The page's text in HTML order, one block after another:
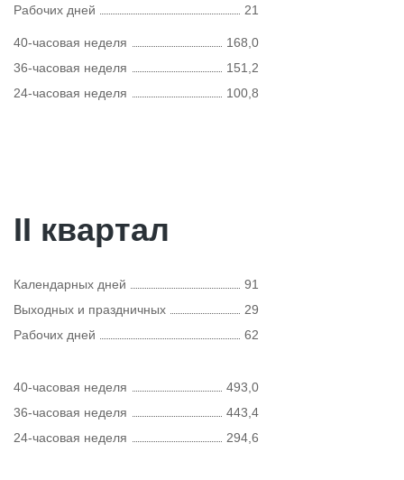
Рабочих дней
21
40-часовая неделя
168,0
36-часовая неделя
151,2
24-часовая неделя
100,8
II квартал
Календарных дней
91
Выходных и праздничных
29
Рабочих дней
62
40-часовая неделя
493,0
36-часовая неделя
443,4
24-часовая неделя
294,6